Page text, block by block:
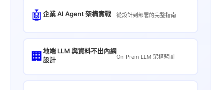
🤖 企業 AI Agent 架構實戰 從設計到部署的完整指南
🏢 地端 LLM 與資料不出內網
設計
On-Prem LLM 架構藍圖